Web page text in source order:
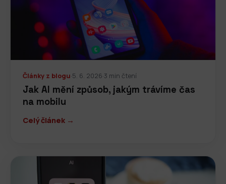
Články z blogu·5. 6. 2026·3 min čtení
Jak AI mění způsob, jakým trávíme čas
na mobilu
Celý článek →